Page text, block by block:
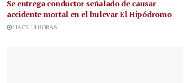
Se entrega conductor señalado de causar
accidente mortal en el bulevar El Hipódromo
HACE 14 HORAS